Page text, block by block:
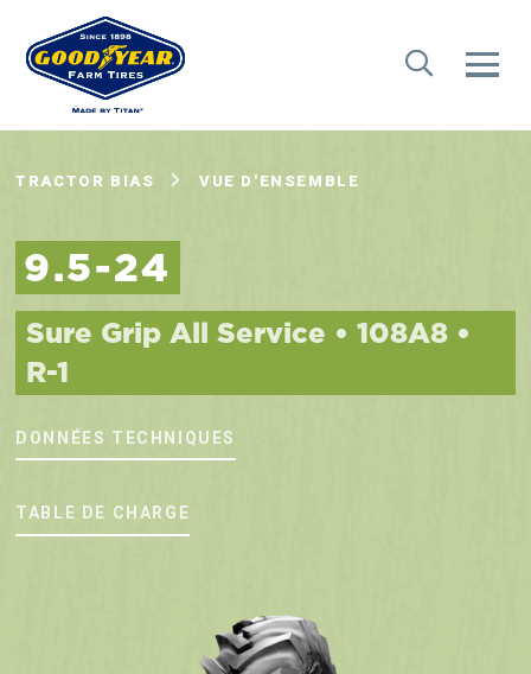
TRACTOR BIAS VUE D'ENSEMBLE
9.5-24
Sure Grip All Service • 108A8 •
R-1
DONNÉES TECHNIQUES
TABLE DE CHARGE